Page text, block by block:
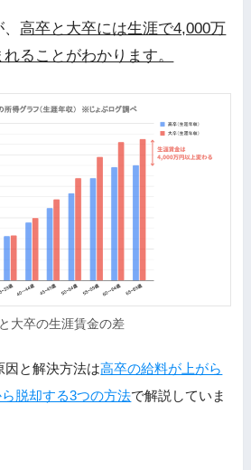
高卒と大卒には生涯で4,000万
ることがわかります。
大卒の生涯賃金の差
と解決方法は高卒の給料が上がら
脱却する3つの方法で解説していま